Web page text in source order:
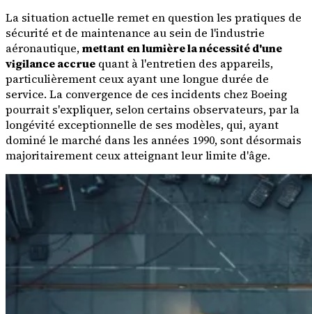
La situation actuelle remet en question les pratiques de
sécurité et de maintenance au sein de l'industrie
aéronautique,mettant en lumière la nécessité d'une
vigilance accrue quant à l'entretien des appareils,
particulièrement ceux ayant une longue durée de
service. La convergence de ces incidents chez Boeing
pourrait s'expliquer, selon certains observateurs, par la
longévité exceptionnelle de ses modèles, qui, ayant
dominé le marché dans les années 1990, sont désormais
majoritairement ceux atteignant leur limite d'âge.